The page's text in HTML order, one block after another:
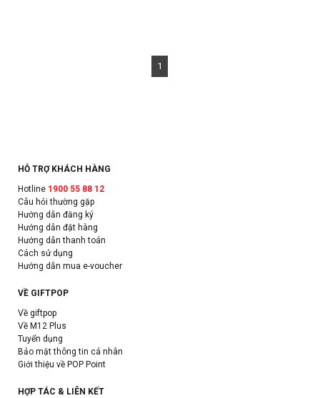
1
HỖ TRỢ KHÁCH HÀNG
Hotline 1900 55 88 12
Câu hỏi thường gặp
Hướng dẫn đăng ký
Hướng dẫn đặt hàng
Hướng dẫn thanh toán
Cách sử dụng
Hướng dẫn mua e-voucher
VỀ GIFTPOP
Về giftpop
Về M12 Plus
Tuyển dụng
Bảo mật thông tin cá nhân
Giới thiệu về POP Point
HỢP TÁC & LIÊN KẾT